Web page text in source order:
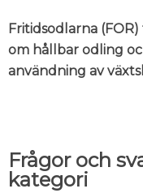
Fritidsodlarna
om hållbar odling
användning av
Frågor och
kategori